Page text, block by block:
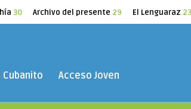
30 Archivo del presente 29 El Lenguaraz 23
Acceso Joven